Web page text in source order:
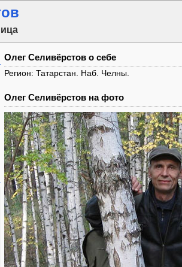
Олег Селивёрстов о себе
Регион: Татарстан. Наб. Челны.
Олег Селивёрстов на фото